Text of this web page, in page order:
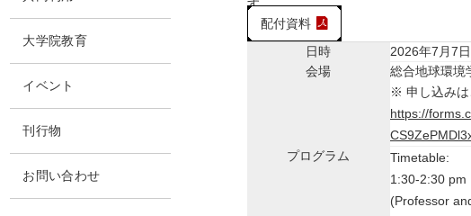
交通アクセス
過去の研究
大学院教育
イベント
刊行物
お問い合わせ
す。
配付資料
日時
2026年7月7
会場
総合地球環
※ 申し込みは
https://
プログラム
Timetable:
1:30-2:30
(Professor